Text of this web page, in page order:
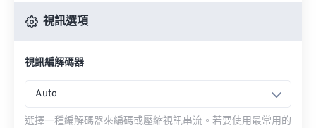
視訊選項
視訊編解碼器
Auto
選擇一種編解碼器來編碼或壓縮視訊串流。若要使用最常用的